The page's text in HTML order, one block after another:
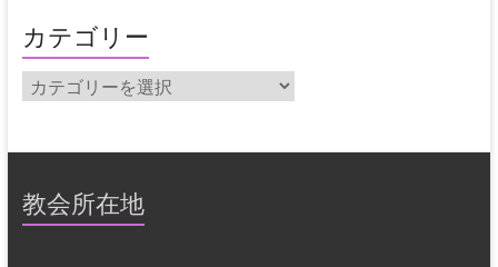
イ
ブ
カテゴリー
カ
テ
教会所在地